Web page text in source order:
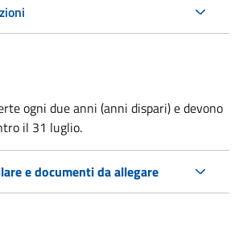
ogni due anni (anni dispari) e devono
il 31 luglio.
e documenti da allegare